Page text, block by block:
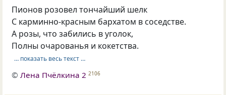
Пионов розовел тончайший шелк
С карминно-красным бархатом в соседстве.
А розы, что забились в уголок,
Полны очарованья и кокетства.
… показать весь текст …
©Лена Пчёлкина 2 2106